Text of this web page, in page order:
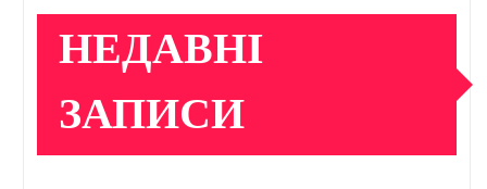
НЕДАВНІ
ЗАПИСИ